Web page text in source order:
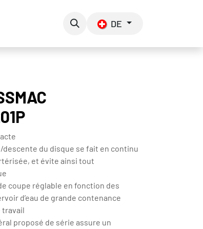
DE
du disque se fait en continu
et évite ainsi tout
coupe réglable en fonction des
d’eau de grande contenance
proposé de série assure un